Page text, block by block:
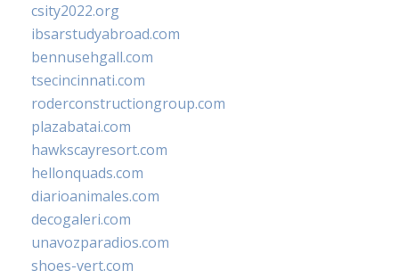
csity2022.org
ibsarstudyabroad.com
bennusehgall.com
tsecincinnati.com
roderconstructiongroup.com
plazabatai.com
hawkscayresort.com
hellonquads.com
diarioanimales.com
decogaleri.com
unavozparadios.com
shoes-vert.com